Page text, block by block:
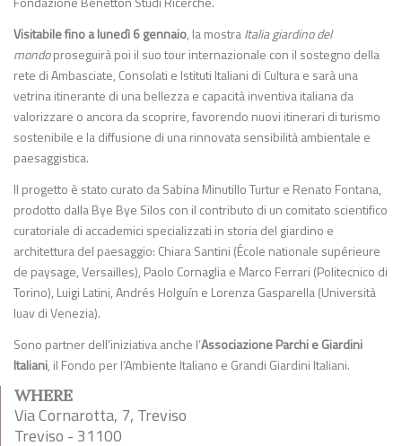
Visitabile fino a lunedì 6 gennaio, la mostraItalia giardino del
mondoproseguirà poi il suo tour internazionale con il sostegno della
rete di Ambasciate, Consolati e Istituti Italiani di Cultura e sarà una
vetrina itinerante di una bellezza e capacità inventiva italiana da
valorizzare o ancora da scoprire, favorendo nuovi itinerari di turismo
sostenibile e la diffusione di una rinnovata sensibilità ambientale e
paesaggistica.
Il progetto è stato curato da Sabina Minutillo Turtur e Renato Fontana,
prodotto dalla Bye Bye Silos con il contributo di un comitato scientifico
curatoriale di accademici specializzati in storia del giardino e
architettura del paesaggio: Chiara Santini (École nationale supérieure
de paysage, Versailles), Paolo Cornaglia e Marco Ferrari (Politecnico di
Torino), Luigi Latini, Andrés Holguín e Lorenza Gasparella (Università
Iuav di Venezia).
Sono partner dell’iniziativa anche l’Associazione Parchi e Giardini
Italiani, il Fondo per l’Ambiente Italiano e Grandi Giardini Italiani.
WHERE
Via Cornarotta, 7, Treviso
Treviso - 31100